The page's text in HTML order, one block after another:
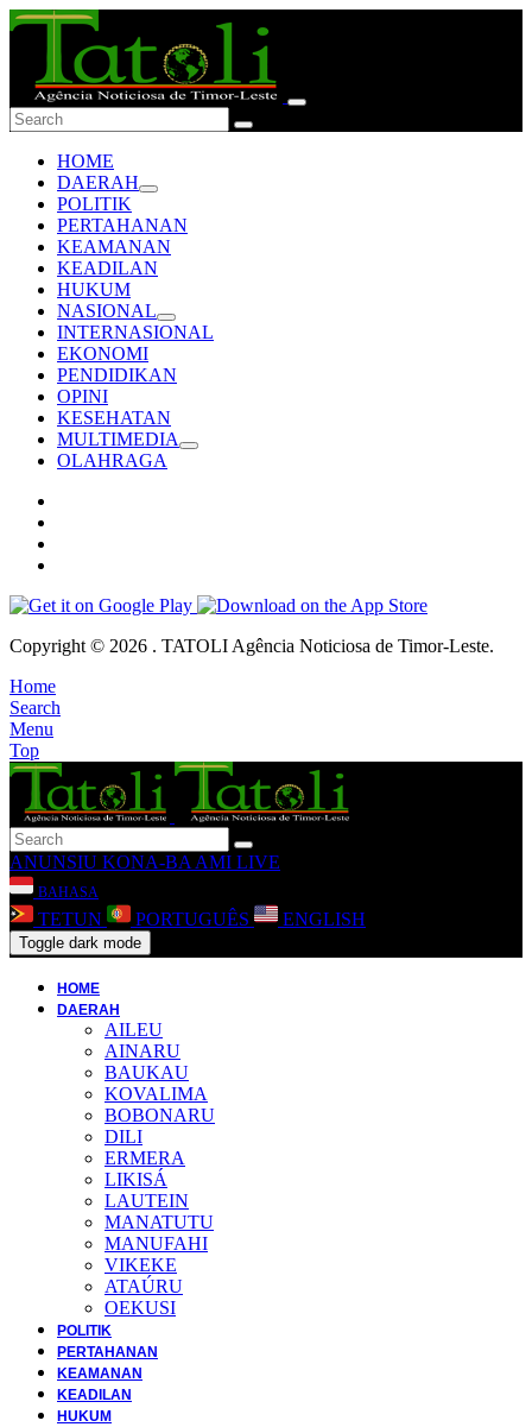
HOME
DAERAH
POLITIK
PERTAHANAN
KEAMANAN
KEADILAN
HUKUM
NASIONAL
INTERNASIONAL
EKONOMI
PENDIDIKAN
OPINI
KESEHATAN
MULTIMEDIA
OLAHRAGA
Copyright © 2026 . TATOLI Agência Noticiosa de Timor-Leste.
Home
Search
Menu
Top
ANUNSIU KONA-BA AMI LIVE
BAHASA
TETUN PORTUGUÊS ENGLISH
Toggle dark mode
HOME
DAERAH
AILEU
AINARU
BAUKAU
KOVALIMA
BOBONARU
DILI
ERMERA
LIKISÁ
LAUTEIN
MANATUTU
MANUFAHI
VIKEKE
ATAÚRU
OEKUSI
POLITIK
PERTAHANAN
KEAMANAN
KEADILAN
HUKUM